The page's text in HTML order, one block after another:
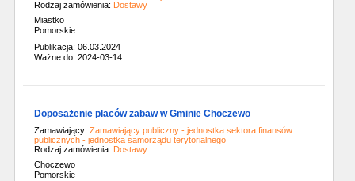
Rodzaj zamówienia: Dostawy
Miastko
Pomorskie
Publikacja: 06.03.2024
Ważne do: 2024-03-14
Doposażenie placów zabaw w Gminie Choczewo
Zamawiający: Zamawiający publiczny - jednostka sektora finansów
publicznych - jednostka samorządu terytorialnego
Rodzaj zamówienia: Dostawy
Choczewo
Pomorskie